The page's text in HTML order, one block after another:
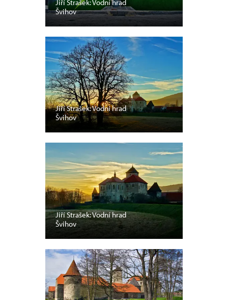
Jiří Strašek: Vodní hrad
Švihov
Jiří Strašek: Vodní hrad
Švihov
Jiří Strašek: Vodní hrad
Švihov